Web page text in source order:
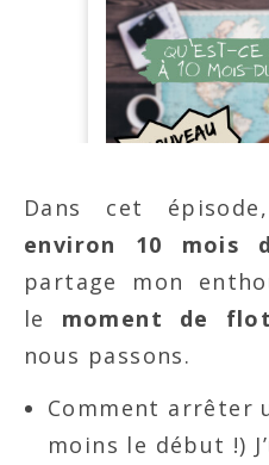
Dans cet
environ 10 mois
partage mon
le moment de
nous passons.
Comment arrêter
moins le début !)